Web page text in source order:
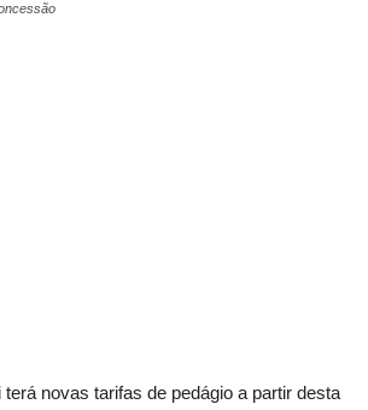
novas tarifas de pedágio a partir desta